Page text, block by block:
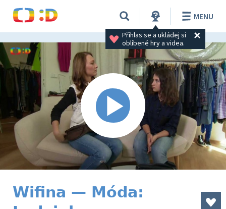
Přihlas se a ukládej si
oblíbené hry a videa.
MENU
Wifina — Móda: